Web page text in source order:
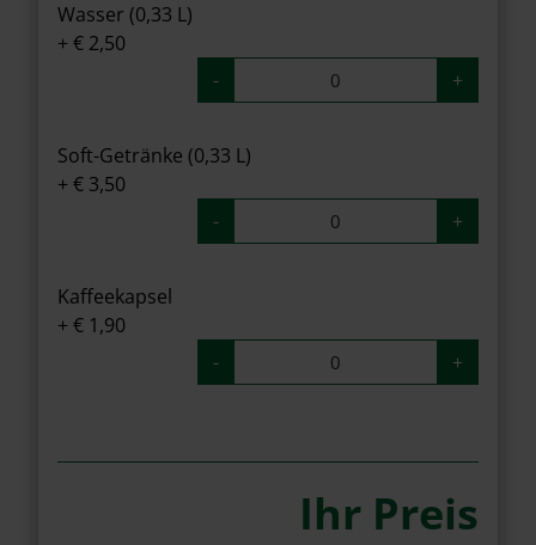
Wasser (0,33 L)
+ € 2,50
-
+
Soft-Getränke (0,33 L)
+ € 3,50
-
+
Kaffeekapsel
+ € 1,90
-
+
Ihr Preis